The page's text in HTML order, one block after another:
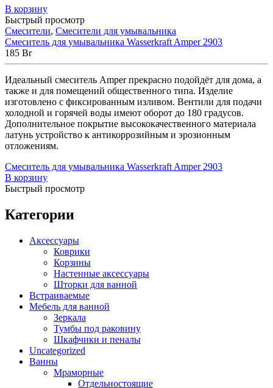
Шкафчики и пеналы
Без рубрики(0)
Отдельностоящие(4)
Прямоугольные(2)
Акриловые(82)
Встраиваемые(1)
Отдельностоящие(40)
Угловые симметричные(13)
Лицевые экраны
Торцевой экран
Гидромассажные системы
Гидромассаж + аэромассаж
Гидромассажные ванны
Душевые
Душевые кабины
В корзину
Быстрый просмотр
Смесители, Смесители для умывальника
Смеситель для умывальника Wasserkraft Amper 2903
185 Br
Идеальный смеситель Amper прекрасно подойдёт для дома, а
также и для помещений общественного типа. Изделие
изготовлено с фиксированным изливом. Вентили для подачи
холодной и горячей воды имеют оборот до 180 градусов.
Дополнительное покрытие высококачественного материала
латунь устройство к антикоррозийным и эрозионным
отложениям.
Смеситель для умывальника Wasserkraft Amper 2903
В корзину
Быстрый просмотр
Категории
Аксессуары
Коврики
Корзины
Настенные аксессуары
Шторки для ванной
Встраиваемые
Мебель для ванной
Зеркала
Тумбы под раковину
Шкафчики и пеналы
Uncategorized
Ванны
Мраморные
Отдельностоящие